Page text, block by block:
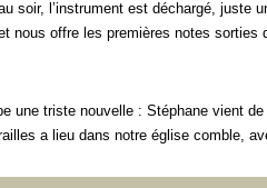
soir, l’instrument est déchargé,
nous offre les premières notes sorties
une triste nouvelle : Stéphane vient
a lieu dans notre église comble,